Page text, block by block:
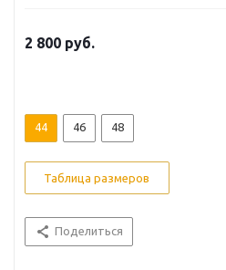
2 800 руб.
44 46 48
Таблица размеров
Поделиться